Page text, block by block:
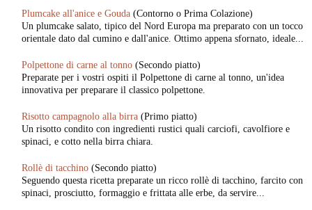
Plumcake all'anice e Gouda (Contorno o Prima Colazione)
Un plumcake salato, tipico del Nord Europa ma preparato con un tocco
orientale dato dal cumino e dall'anice. Ottimo appena sfornato, ideale...
Polpettone di carne al tonno (Secondo piatto)
Preparate per i vostri ospiti il Polpettone di carne al tonno, un'idea
innovativa per preparare il classico polpettone.
Risotto campagnolo alla birra (Primo piatto)
Un risotto condito con ingredienti rustici quali carciofi, cavolfiore e
spinaci, e cotto nella birra chiara.
Rollè di tacchino (Secondo piatto)
Seguendo questa ricetta preparate un ricco rollè di tacchino, farcito con
spinaci, prosciutto, formaggio e frittata alle erbe, da servire...